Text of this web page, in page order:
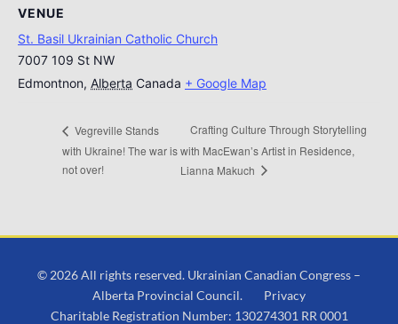
VENUE
St. Basil Ukrainian Catholic Church
7007 109 St NW
Edmontnon, Alberta Canada + Google Map
Vegreville Stands
with Ukraine! The war is
not over!
Crafting Culture Through Storytelling
with MacEwan’s Artist in Residence,
Lianna Makuch
© 2026 All rights reserved. Ukrainian Canadian Congress –
Alberta Provincial Council. Privacy
Charitable Registration Number: 130274301 RR 0001